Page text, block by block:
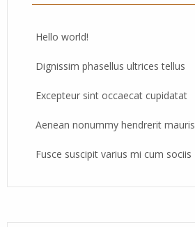
Hello world!
Dignissim phasellus ultrices tellus
Excepteur sint occaecat cupidatat
Aenean nonummy hendrerit mauris
Fusce suscipit varius mi cum sociis